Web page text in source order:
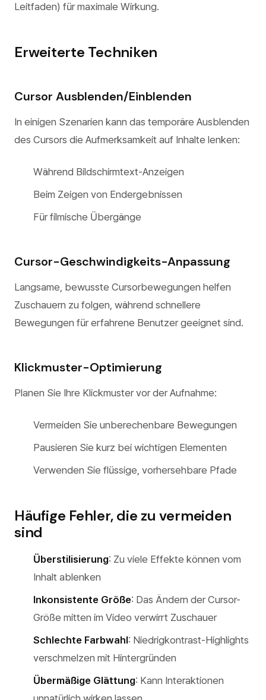
Leitfaden) für maximale Wirkung.
Erweiterte Techniken
Cursor Ausblenden/Einblenden
In einigen Szenarien kann das temporäre Ausblenden
des Cursors die Aufmerksamkeit auf Inhalte lenken:
Während Bildschirmtext-Anzeigen
Beim Zeigen von Endergebnissen
Für filmische Übergänge
Cursor-Geschwindigkeits-Anpassung
Langsame, bewusste Cursorbewegungen helfen
Zuschauern zu folgen, während schnellere
Bewegungen für erfahrene Benutzer geeignet sind.
Klickmuster-Optimierung
Planen Sie Ihre Klickmuster vor der Aufnahme:
Vermeiden Sie unberechenbare Bewegungen
Pausieren Sie kurz bei wichtigen Elementen
Verwenden Sie flüssige, vorhersehbare Pfade
Häufige Fehler, die zu vermeiden
sind
Überstilisierung: Zu viele Effekte können vom
Inhalt ablenken
Inkonsistente Größe: Das Ändern der Cursor-
Größe mitten im Video verwirrt Zuschauer
Schlechte Farbwahl: Niedrigkontrast-Highlights
verschmelzen mit Hintergründen
Übermäßige Glättung: Kann Interaktionen